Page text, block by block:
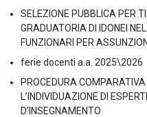
SELEZIONE PUBBLICA PER
GRADUATORIA DI IDONEI
FUNZIONARI PER
ferie docenti a.a. 2025\2026
PROCEDURA
L’INDIVIDUAZIONE DI
D’INSEGNAMENTO